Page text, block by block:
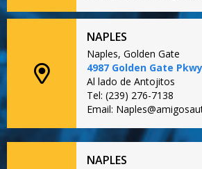
NAPLES
Naples, Golden Gate
4987 Golden Gate
Al lado de Antojitos
Tel: (239) 276-7138
Email:
NAPLES